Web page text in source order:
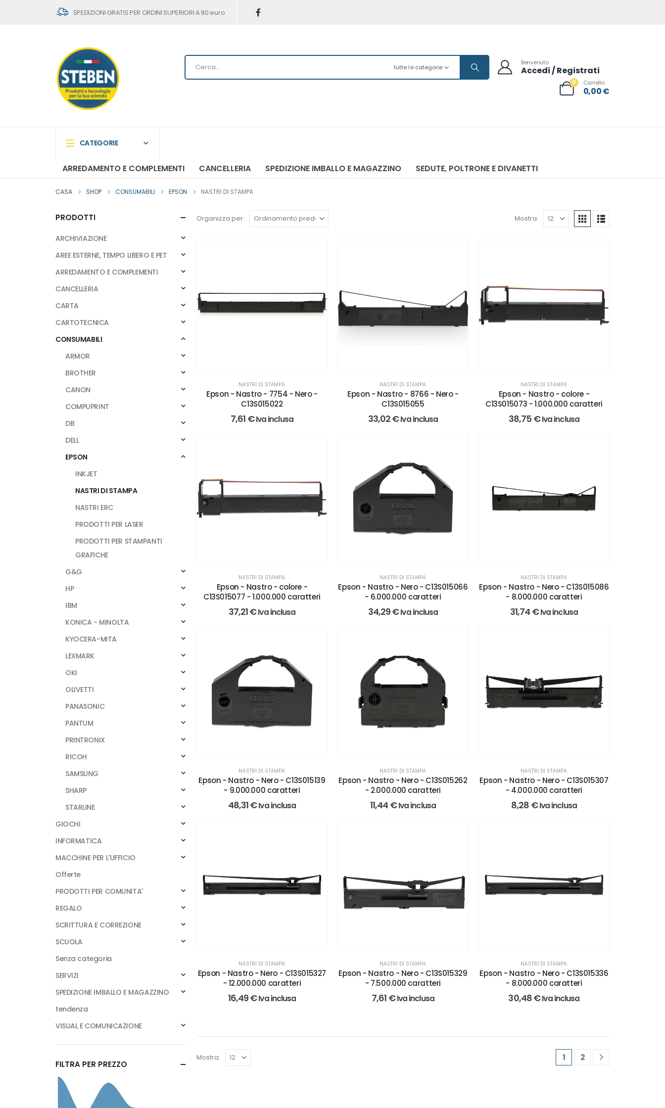
SPEDIZIONI GRATIS PER ORDINI SUPERIORI A 80 euro
tutte le categorie
Benvenuto
Accedi / Registrati
0 Carrello
0,00€
CATEGORIE
ARREDAMENTO E COMPLEMENTI CANCELLERIA SPEDIZIONE IMBALLO E MAGAZZINO SEDUTE, POLTRONE E DIVANETTI
CASA SHOP CONSUMABILI EPSON NASTRI DI STAMPA
Organizza per: Mostra:
NASTRI DI STAMPA
Epson - Nastro - 7754 - Nero -
C13S015022
7,61 €Iva inclusa
NASTRI DI STAMPA
Epson - Nastro - 8766 - Nero -
C13S015055
33,02€Iva inclusa
NASTRI DI STAMPA
Epson - Nastro - colore -
C13S015073 - 1.000.000 caratteri
38,75 €Iva inclusa
NASTRI DI STAMPA
Epson - Nastro - colore -
C13S015077 - 1.000.000 caratteri
37,21€Iva inclusa
NASTRI DI STAMPA
Epson - Nastro - Nero - C13S015066
- 6.000.000 caratteri
34,29€Iva inclusa
NASTRI DI STAMPA
Epson - Nastro - Nero - C13S015086
- 8.000.000 caratteri
31,74 €Iva inclusa
NASTRI DI STAMPA
Epson - Nastro - Nero - C13S015139
- 9.000.000 caratteri
48,31€Iva inclusa
NASTRI DI STAMPA
Epson - Nastro - Nero - C13S015262
- 2.000.000 caratteri
11,44 €Iva inclusa
NASTRI DI STAMPA
Epson - Nastro - Nero - C13S015307
- 4.000.000 caratteri
8,28 €Iva inclusa
NASTRI DI STAMPA
Epson - Nastro - Nero - C13S015327
- 12.000.000 caratteri
16,49€Iva inclusa
NASTRI DI STAMPA
Epson - Nastro - Nero - C13S015329
- 7.500.000 caratteri
7,61 €Iva inclusa
NASTRI DI STAMPA
Epson - Nastro - Nero - C13S015336
- 8.000.000 caratteri
30,48€Iva inclusa
Mostra: 1 2
PRODOTTI
ARCHIVIAZIONE
AREE ESTERNE, TEMPO LIBERO E PET
ARREDAMENTO E COMPLEMENTI
CANCELLERIA
CARTA
CARTOTECNICA
CONSUMABILI
ARMOR
BROTHER
CANON
COMPUPRINT
DB
DELL
EPSON
INKJET
NASTRI DI STAMPA
NASTRI ERC
PRODOTTI PER LASER
PRODOTTI PER STAMPANTI
GRAFICHE
G&G
HP
IBM
KONICA - MINOLTA
KYOCERA-MITA
LEXMARK
OKI
OLIVETTI
PANASONIC
PANTUM
PRINTRONIX
RICOH
SAMSUNG
SHARP
STARLINE
GIOCHI
INFORMATICA
MACCHINE PER L'UFFICIO
Offerte
PRODOTTI PER COMUNITA'
REGALO
SCRITTURA E CORREZIONE
SCUOLA
Senza categoria
SERVIZI
SPEDIZIONE IMBALLO E MAGAZZINO
tendenza
VISUAL E COMUNICAZIONE
FILTRA PER PREZZO